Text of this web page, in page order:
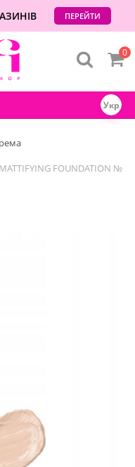
ПЕРЕЙТИ
Укр
0
FOUNDATION №